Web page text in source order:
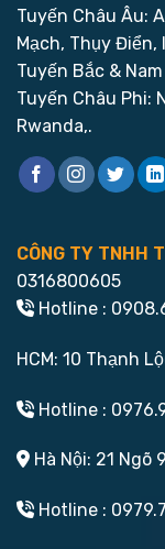
Tuyến Châu Âu:
Mạch, Thụy Điển,
Tuyến Bắc &
Tuyến Châu Phi:
Rwanda,.
CÔNG TY TNHH
0316800605
Hotline :
HCM: 10 Thạnh
Hotline :
Hà Nội: 21 Ngõ
Hotline :